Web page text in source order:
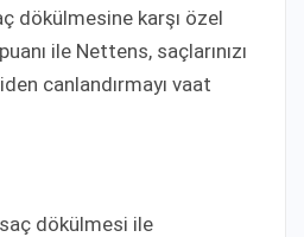
dökülmesine karşı özel
ile Nettens, saçlarınızı
canlandırmayı vaat
dökülmesi ile